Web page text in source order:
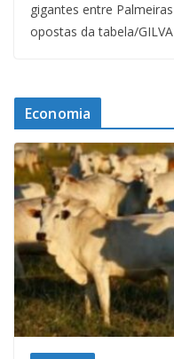
gigantes entre
opostas da tabela/
Economia